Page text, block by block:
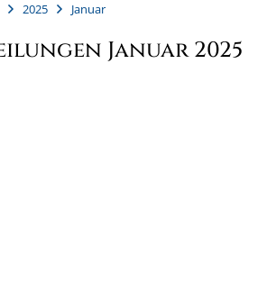
2025 Januar
Januar 2025